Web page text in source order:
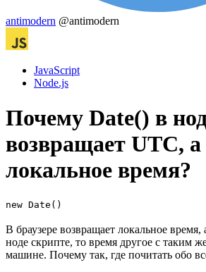
antimodern @antimodern
JavaScript
Node.js
Почему Date() в
возвращает UTC, а
локальное время?
new Date()
В браузере возвращает локальное время,
ноде скрипте, то время другое с таким
машине. Почему так, где почитать обо